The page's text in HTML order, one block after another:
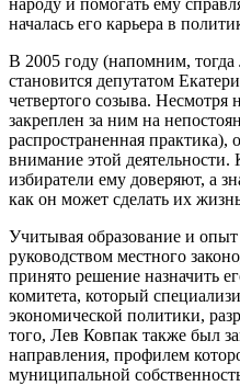
народу и помогать ему
началась его карьера в
В 2005 году (напомним,
становится депутатом
четвертого созыва. Несмотря
закреплен за ним на
распространенная практика),
внимание этой
избиратели ему доверяют, а
как он может сделать их
Учитывая образование и
руководством местного
принято решение назначить
комитета, который
экономической политики,
того, Лев Ковпак также был
направления, профилем
муниципальной